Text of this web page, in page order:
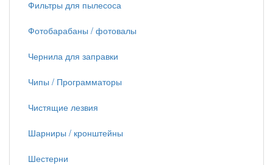
Фильтры для пылесоса
Фотобарабаны / фотовалы
Чернила для заправки
Чипы / Программаторы
Чистящие лезвия
Шарниры / кронштейны
Шестерни